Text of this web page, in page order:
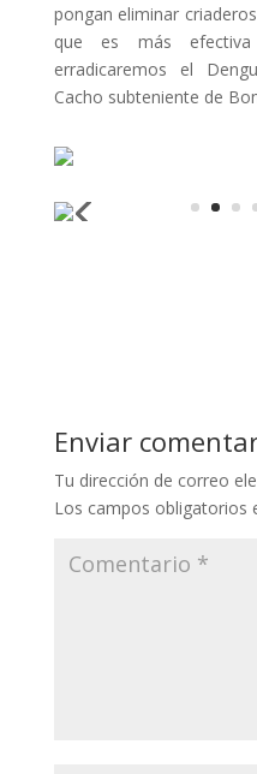
pongan eliminar
que es más
erradicaremos el
Cacho subteniente de
Enviar
Tu dirección de correo
Los campos obligatorios